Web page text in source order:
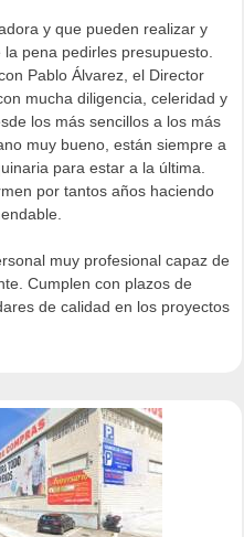
y que pueden realizar y
pena pedirles presupuesto.
Pablo Álvarez, el Director
mucha diligencia, celeridad y
los más sencillos a los más
muy bueno, están siempre a
para estar a la última.
por tantos años haciendo
muy profesional capaz de
Cumplen con plazos de
de calidad en los proyectos